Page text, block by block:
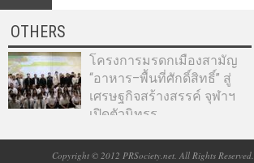
OTHERS
โครงการมรดกเมืองสามัญ
“อาหาร–พื้นที่ศักดิ์สิทธิ์” สู่
เศรษฐกิจสร้างสรรค์ จุฬาฯ
เปิดตัวนิทรร...
Copyright © 2012 PRSociety.net. All Rights Reserved.